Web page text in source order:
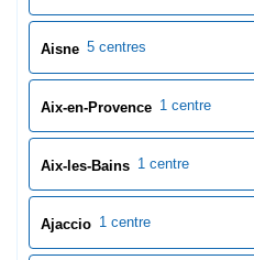
Aisne 5 centres
Aix-en-Provence 1 centre
Aix-les-Bains 1 centre
Ajaccio 1 centre